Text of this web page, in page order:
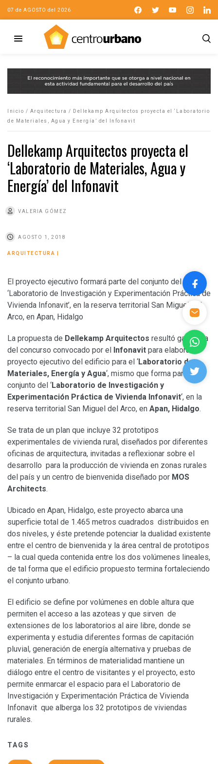
07 de AGOSTO del 2026
Inicio / Arquitectura /
Dellekamp Arquitectos proyecta el ‘Laboratorio
de Materiales, Agua y Energía’ del Infonavit
Dellekamp Arquitectos proyecta el
‘Laboratorio de Materiales, Agua y
Energía’ del Infonavit
VALERIA GÓMEZ
AGOSTO 1, 2018
ARQUITECTURA
El proyecto ejecutivo formará parte del conjunto del
‘Laboratorio de Investigación y Experimentación Práctica de
Vivienda Infonavit’, en la reserva territorial San Miguel del
Arco, en Apan, Hidalgo
La propuesta de Dellekamp Arquitectos resultó ganadora
del concurso convocado por el Infonavit para elaborar el
proyecto ejecutivo del edificio para el ‘Laboratorio de
Materiales, Energía y Agua‘, mismo que forma parte del
conjunto del ‘Laboratorio de Investigación y
Experimentación Práctica de Vivienda Infonavit‘, en la
reserva territorial San Miguel del Arco, en Apan, Hidalgo.
Se trata de un plan que incluye 32 prototipos
experimentales de vivienda rural, diseñados por diferentes
oficinas de arquitectura, invitadas a reflexionar sobre el
desarrollo para la producción de vivienda en zonas rurales
del país y un centro de bienvenida diseñado por MOS
Architects.
Ubicado en Apan, Hidalgo, este proyecto abarca una
superficie total de 1.465 metros cuadrados distribuidos en
dos niveles, y éste pretende potenciar la dualidad existente
entre el centro de bienvenida y la área central de prototipos
– la cual queda contenida entre los dos volúmenes lineales,
de tal forma que el edificio propuesto termina fortaleciendo
el conjunto urbano.
El edificio se define por volúmenes en doble altura que
permiten el acceso a las azoteas y que sirven de
extensiones de los laboratorios al aire libre, donde se
experimenta y estudia diferentes formas de capitación
pluvial, generación de energía alternativa y pruebas de
materiales. En términos de materialidad mantiene un
diálogo entre el centro de visitantes y el proyecto, esto
permite enmarcar el espacio para el Laboratorio de
Investigación y Experimentación Práctica de Vivienda
Infonavit que alberga los 32 prototipos de viviendas
rurales.
TAGS